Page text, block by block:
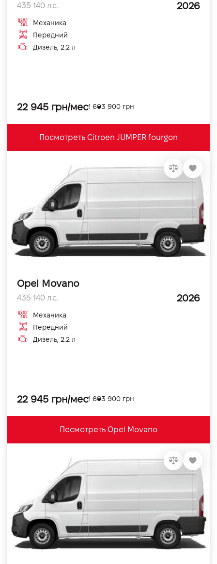
435 140 л.с. 2026
Механика
Передний
Дизель, 2.2 л
22 945 грн/мес1 603 900 грн
Посмотреть Citroen JUMPER fourgon
Opel Movano
435 140 л.с. 2026
Механика
Передний
Дизель, 2.2 л
22 945 грн/мес1 603 900 грн
Посмотреть Opel Movano